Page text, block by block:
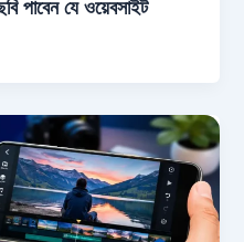
পাবেন যে ওয়েবসাইট